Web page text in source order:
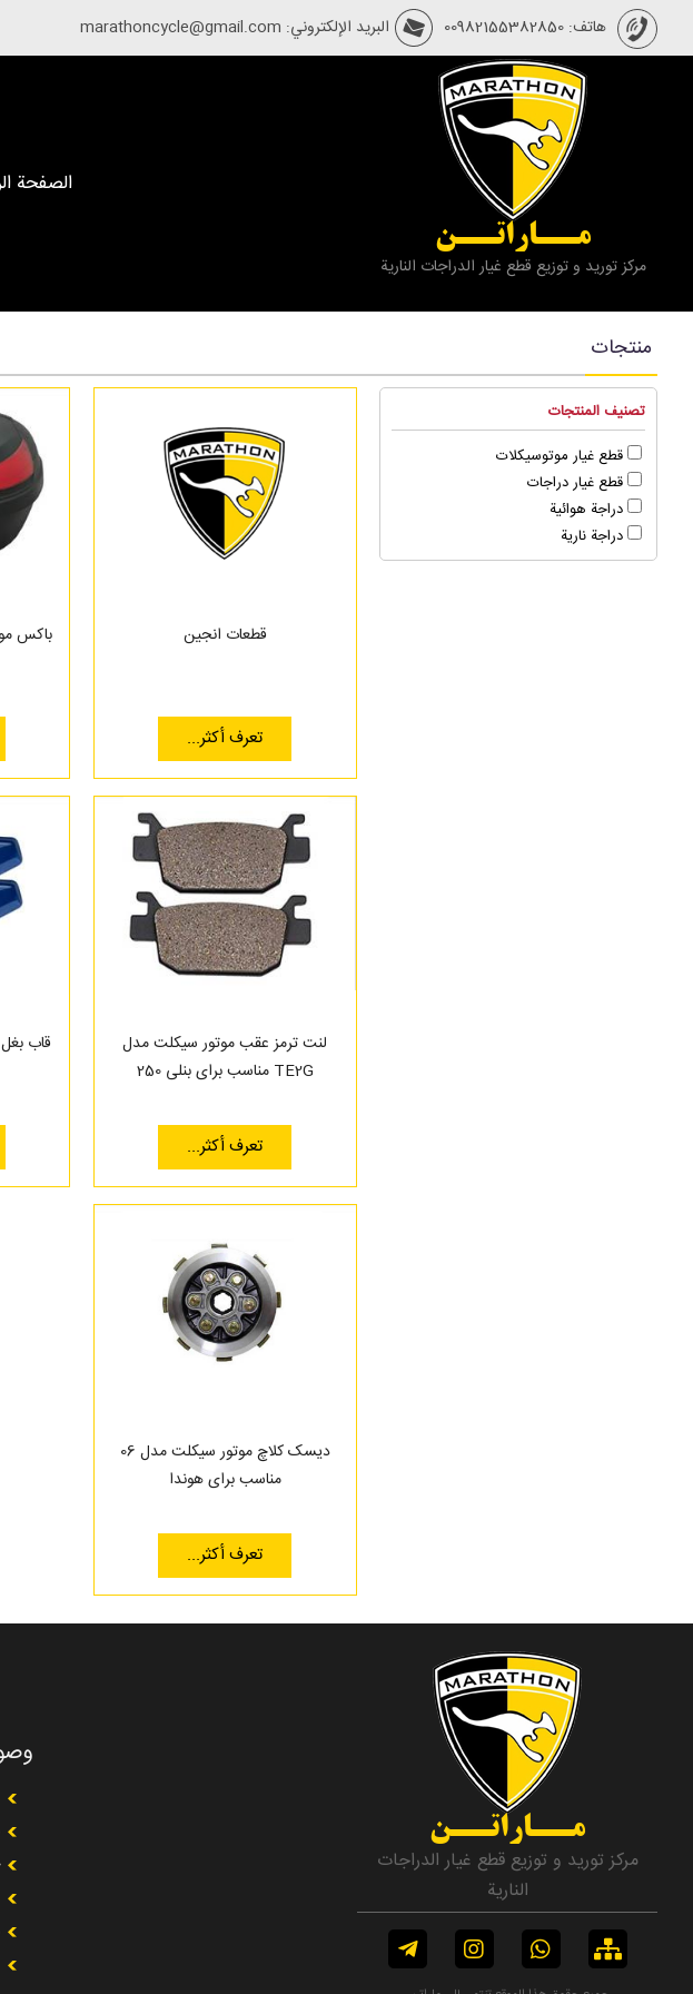
هاتف: 00982155382850 البريد الإلكتروني: marathoncycle@gmail.com
مــاراتــن
مركز توريد و توزيع قطع غيار الدراجات النارية
الصفحة
منتجات
تصنيف المنتجات
قطع غيار موتوسيكلات
قطع غيار دراجات
دراجة هوائية
دراجة نارية
قطعات انجین
تعرف أكثر...
باکس
لنت ترمز عقب موتور سیکلت مدل
TE2G مناسب برای بنلی 250
تعرف أكثر...
دیسک کلاچ موتور سیکلت مدل 06
مناسب برای هوندا
تعرف أكثر...
مــاراتــن
مركز توريد و توزيع قطع غيار الدراجات
النارية